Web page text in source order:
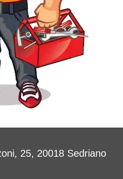
25, 20018 Sedriano